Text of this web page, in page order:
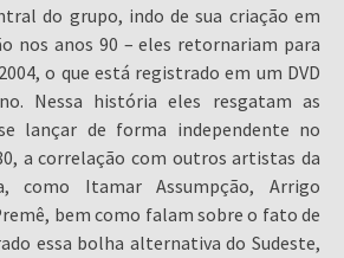
do grupo, indo de sua criação em
nos anos 90 – eles retornariam para
o que está registrado em um DVD
Nessa história eles resgatam as
lançar de forma independente no
a correlação com outros artistas da
como Itamar Assumpção, Arrigo
bem como falam sobre o fato de
essa bolha alternativa do Sudeste,